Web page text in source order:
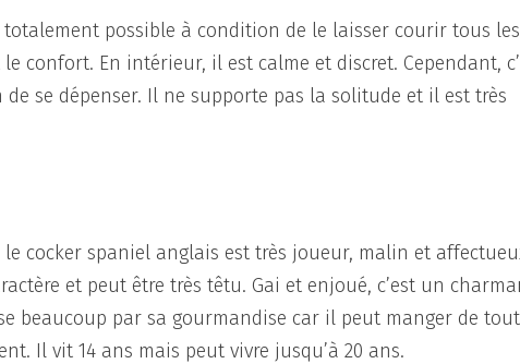
possible à condition de le laisser courir tous les
confort. En intérieur, il est calme et discret. Cependant,
se dépenser. Il ne supporte pas la solitude et il est très
cocker spaniel anglais est très joueur, malin et
et peut être très têtu. Gai et enjoué, c’est un
beaucoup par sa gourmandise car il peut manger de tout
Il vit 14 ans mais peut vivre jusqu’à 20 ans.